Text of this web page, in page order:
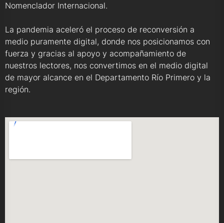
Nomenclador Internacional.
La pandemia aceleró el proceso de reconversión a
medio puramente digital, donde nos posicionamos con
fuerza y gracias al apoyo y acompañamiento de
nuestros lectores, nos convertimos en el medio digital
de mayor alcance en el Departamento Río Primero y la
región.